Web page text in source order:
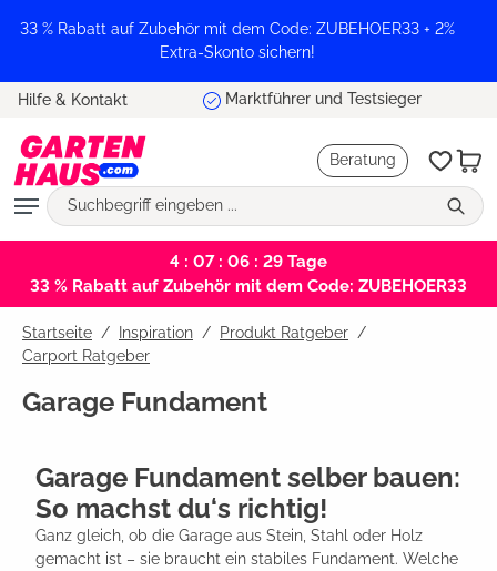
springen
33 % Rabatt auf Zubehör mit dem Code: ZUBEHOER33 + 2%
Extra-Skonto sichern!
Hilfe & Kontakt Montage vom Profi
Beratung
4 : 07 : 06 : 29 Tage
33 % Rabatt auf Zubehör mit dem Code: ZUBEHOER33
Startseite Inspiration / Produkt Ratgeber /
Carport Ratgeber
Garage Fundament
Garage Fundament selber bauen:
So machst du‘s richtig!
Ganz gleich, ob die Garage aus Stein, Stahl oder Holz
gemacht ist – sie braucht ein stabiles Fundament. Welche